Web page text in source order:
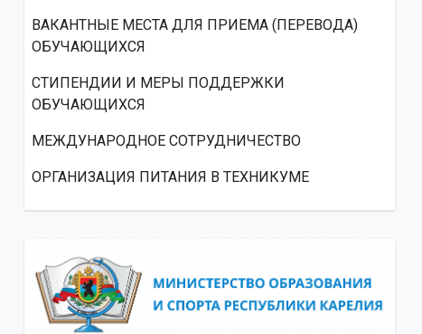
ВАКАНТНЫЕ МЕСТА ДЛЯ ПРИЕМА (ПЕРЕВОДА)
ОБУЧАЮЩИХСЯ
СТИПЕНДИИ И МЕРЫ ПОДДЕРЖКИ
ОБУЧАЮЩИХСЯ
МЕЖДУНАРОДНОЕ СОТРУДНИЧЕСТВО
ОРГАНИЗАЦИЯ ПИТАНИЯ В ТЕХНИКУМЕ